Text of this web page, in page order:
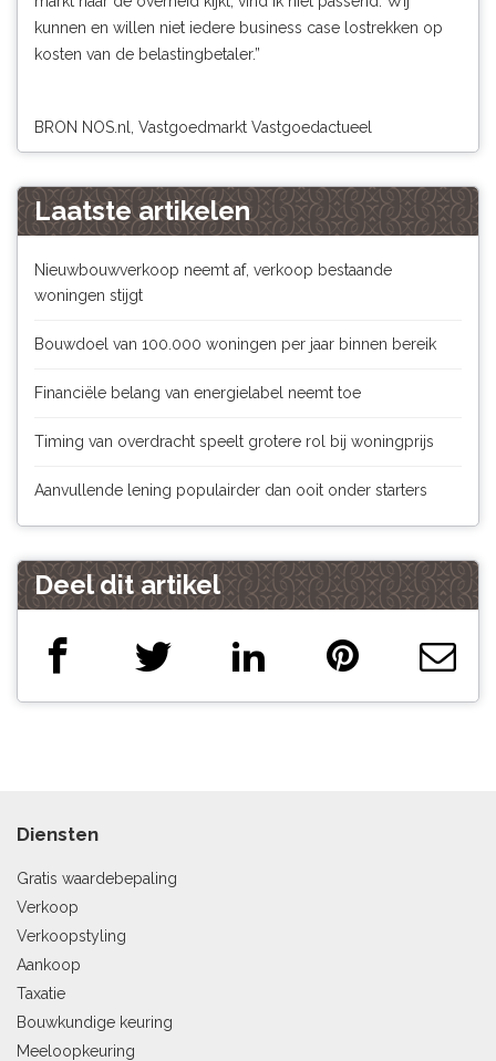
kunnen en willen niet iedere business case lostrekken op
kosten van de belastingbetaler.”
BRON NOS.nl, Vastgoedmarkt Vastgoedactueel
Laatste artikelen
Nieuwbouwverkoop neemt af, verkoop bestaande
woningen stijgt
Bouwdoel van 100.000 woningen per jaar binnen bereik
Financiële belang van energielabel neemt toe
Timing van overdracht speelt grotere rol bij woningprijs
Aanvullende lening populairder dan ooit onder starters
Deel dit artikel
Diensten
Gratis waardebepaling
Verkoop
Verkoopstyling
Aankoop
Taxatie
Bouwkundige keuring
Meeloopkeuring